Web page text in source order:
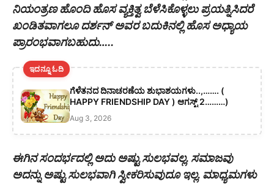
ನಿಯಂತ್ರಣ ಹೊಂದಿ ಹೊಸ ವ್ಯಕ್ತಿತ್ವ ಬೆಳೆಸಿಕೊಳ್ಳಲು ಪ್ರಯತ್ನಿಸಿದರೆ
ಖಂಡಿತವಾಗಲೂ ದರ್ಶನ್ ಅವರ ಬದುಕಿನಲ್ಲಿ ಹೊಸ ಅಧ್ಯಾಯ
ಪ್ರಾರಂಭವಾಗಬಹುದು…..
ಇದನ್ನೂ ಓದಿ
ಗೆಳೆತನದ ದಿನಾಚರಣೆಯ ಶುಭಾಶಯಗಳು..,……. (
HAPPY FRIENDSHIP DAY ) ಆಗಸ್ಟ್ 2………)
Aug 3, 2026
ಈಗಿನ ಸಂದರ್ಭದಲ್ಲಿ ಅದು ಅಷ್ಟು ಸುಲಭವಲ್ಲ. ಸಮಾಜವು
ಅದನ್ನು ಅಷ್ಟು ಸುಲಭವಾಗಿ ಸ್ವೀಕರಿಸುವುದೂ ಇಲ್ಲ. ಮಾಧ್ಯಮಗಳು